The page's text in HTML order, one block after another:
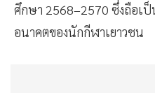
ศึกษา 2568–2570 ซึ่งถือเป็
อนาคตของนักกีฬาเยาวชน